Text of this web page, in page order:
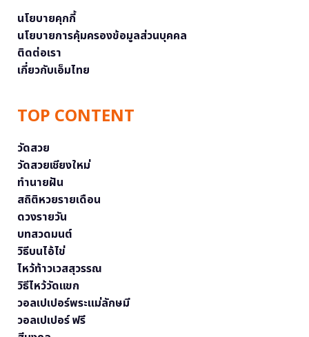
นโยบายคุกกี้
นโยบายการคุ้มครองข้อมูลส่วนบุคคล
ติดต่อเรา
เกี่ยวกับเอ็มไทย
TOP CONTENT
วัดสวย
วัดสวยเชียงใหม่
ทำนายฝัน
สถิติหวยรายเดือน
ดวงรายวัน
บทสวดมนต์
วิธีบนไอ้ไข่
ไหว้ท้าวเวสสุวรรณ
วิธีไหว้วัดแขก
วอลเปเปอร์พระแม่ลักษมี
วอลเปเปอร์ ฟรี